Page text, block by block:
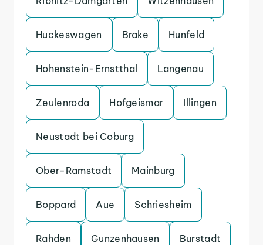
Huckeswagen Brake Hunfeld
Hohenstein-Ernstthal Langenau
Zeulenroda Hofgeismar Illingen
Neustadt bei Coburg
Ober-Ramstadt Mainburg
Boppard Aue Schriesheim
Rahden Gunzenhausen Burstadt